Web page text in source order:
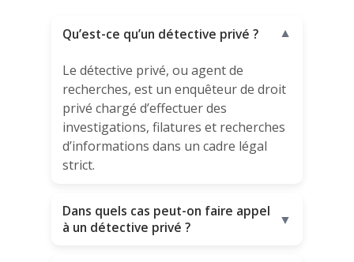
Qu’est-ce qu’un détective privé ? ▼
Le détective privé, ou agent de
recherches, est un enquêteur de droit
privé chargé d’effectuer des
investigations, filatures et recherches
d’informations dans un cadre légal
strict.
Dans quels cas peut-on faire appel
à un détective privé ?
▼